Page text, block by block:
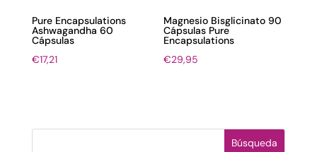
Pure Encapsulations
Ashwagandha 60
Cápsulas
€17,21
Magnesio Bisglicinato 90
Cápsulas Pure
Encapsulations
€29,95